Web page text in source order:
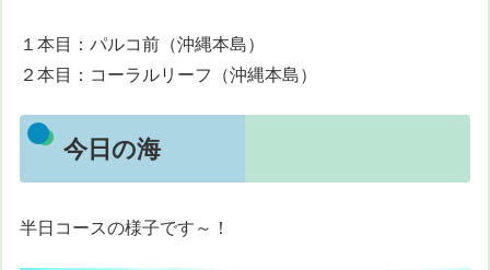
１本目：パルコ前（沖縄本島）
２本目：コーラルリーフ（沖縄本島）
今日の海
半日コースの様子です～！